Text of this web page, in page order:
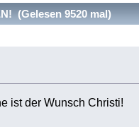
(Gelesen 9520 mal)
ist der Wunsch Christi!